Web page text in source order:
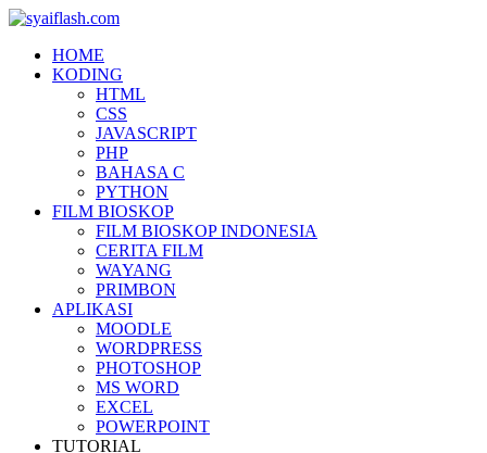
HOME
KODING
HTML
CSS
JAVASCRIPT
PHP
BAHASA C
PYTHON
FILM BIOSKOP
FILM BIOSKOP INDONESIA
CERITA FILM
WAYANG
PRIMBON
APLIKASI
MOODLE
WORDPRESS
PHOTOSHOP
MS WORD
EXCEL
POWERPOINT
TUTORIAL